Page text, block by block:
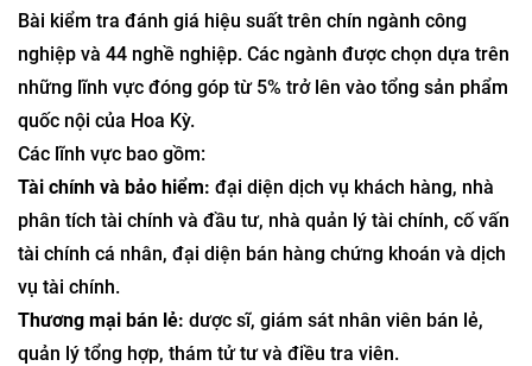
Bài kiểm tra đánh giá hiệu suất trên chín ngành công
nghiệp và 44 nghề nghiệp. Các ngành được chọn dựa trên
những lĩnh vực đóng góp từ 5% trở lên vào tổng sản phẩm
quốc nội của Hoa Kỳ.
Các lĩnh vực bao gồm:
Tài chính và bảo hiểm: đại diện dịch vụ khách hàng, nhà
phân tích tài chính và đầu tư, nhà quản lý tài chính, cố vấn
tài chính cá nhân, đại diện bán hàng chứng khoán và dịch
vụ tài chính.
Thương mại bán lẻ: dược sĩ, giám sát nhân viên bán lẻ,
quản lý tổng hợp, thám tử tư và điều tra viên.